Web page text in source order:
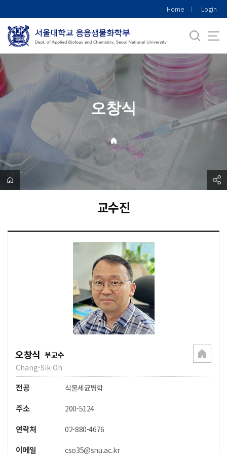
로
메
뉴
Home Login
오창식
교수진
오창식 부교수
Chang-Sik Oh
전공 식물세균병학
주소 200-5124
연락처 02-880-4676
이메일 cso35@snu.ac.kr